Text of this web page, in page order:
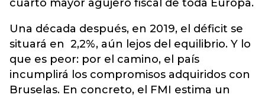
cuarto mayor agujero fiscal de toda Europa.
Una década después, en 2019, el déficit se
situará en 2,2%, aún lejos del equilibrio. Y lo
que es peor: por el camino, el país
incumplirá los compromisos adquiridos con
Bruselas. En concreto, el FMI estima un